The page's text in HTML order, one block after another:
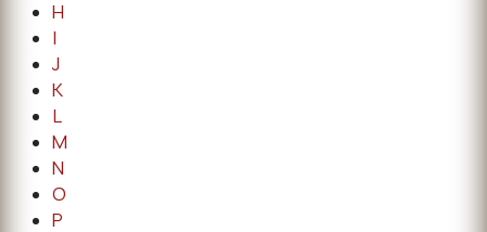
H
I
J
K
L
M
N
O
P